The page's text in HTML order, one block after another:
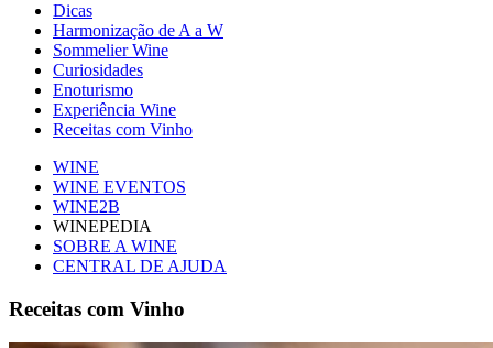
Dicas
Harmonização de A a W
Sommelier Wine
Curiosidades
Enoturismo
Experiência Wine
Receitas com Vinho
WINE
WINE EVENTOS
WINE2B
WINEPEDIA
SOBRE A WINE
CENTRAL DE AJUDA
Receitas com Vinho